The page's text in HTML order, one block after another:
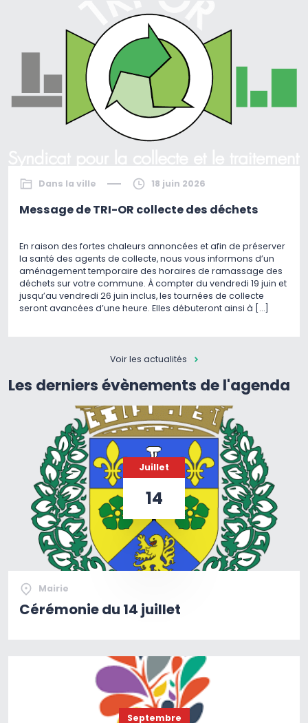
Dans la ville 18 juin 2026
Message de TRI-OR collecte des déchets
En raison des fortes chaleurs annoncées et afin de préserver
la santé des agents de collecte, nous vous informons d’un
aménagement temporaire des horaires de ramassage des
déchets sur votre commune. À compter du vendredi 19 juin et
jusqu’au vendredi 26 juin inclus, les tournées de collecte
seront avancées d’une heure. Elles débuteront ainsi à […]
Voir les actualités
Les derniers évènements de l'agenda
Juillet
14
Mairie
Cérémonie du 14 juillet
Septembre